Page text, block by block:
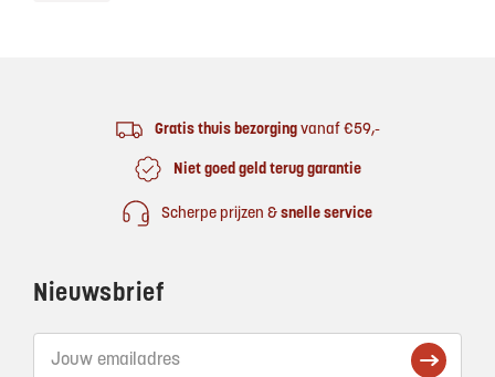
Gratis thuis bezorgingvanaf €59,-
Niet goed geld terug garantie
Scherpe prijzen & snelle service
Nieuwsbrief